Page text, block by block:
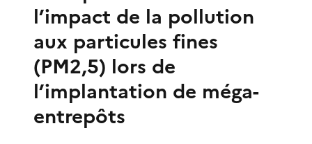
l’impact de la pollution
aux particules fines
(PM2,5) lors de
l’implantation de méga-
entrepôts